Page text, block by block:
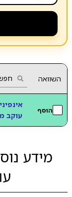
השוואה
הוסף
עוקב
מידע